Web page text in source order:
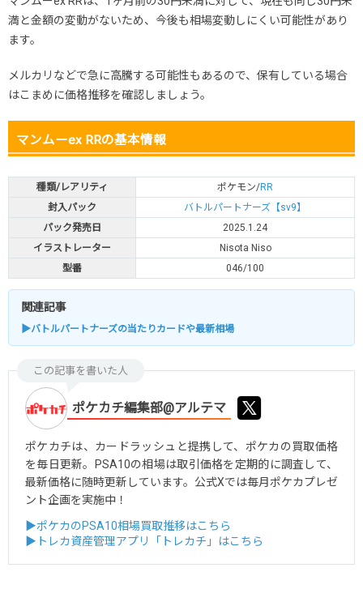
満と金額の変動がないため、今後も相場変動しにくい可能性があり
ます。
メルカリなどで急に高騰する可能性もあるので、保有している場合
はこまめに価格推移を確認しましょう。
マンムーex RRの基本情報
種類/レアリティ ポケモン/RR
封入パック
バトルパートナーズ【sv9】
パック発売日
2025.1.24
イラストレーター
Nisota Niso
型番
046/100
関連記事
▶バトルパートナーズの当たりカードや最新相場
この記事を書いた人
ポケカチ編集部@アルテマ
ポケカチは、カードラッシュと提携して、ポケカの買取価格
を毎日更新。PSA10の相場は取引価格を定期的に調査して、
最新価格に随時更新しています。公式Xでは毎月ポケカプレゼ
ント企画を実施中！
▶ポケカのPSA10相場買取推移はこちら
▶トレカ資産管理アプリ「トレカチ」はこちら